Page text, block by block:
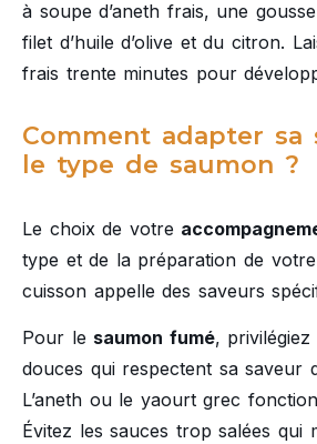
à soupe d’aneth frais, une
filet d’huile d’olive et du citron.
frais trente minutes pour
Comment adapter sa
le type de saumon ?
Le choix de votre
type et de la préparation de
cuisson appelle des saveurs
Pour le saumon fumé,
douces qui respectent sa saveur
L’aneth ou le yaourt grec
Évitez les sauces trop salées qui